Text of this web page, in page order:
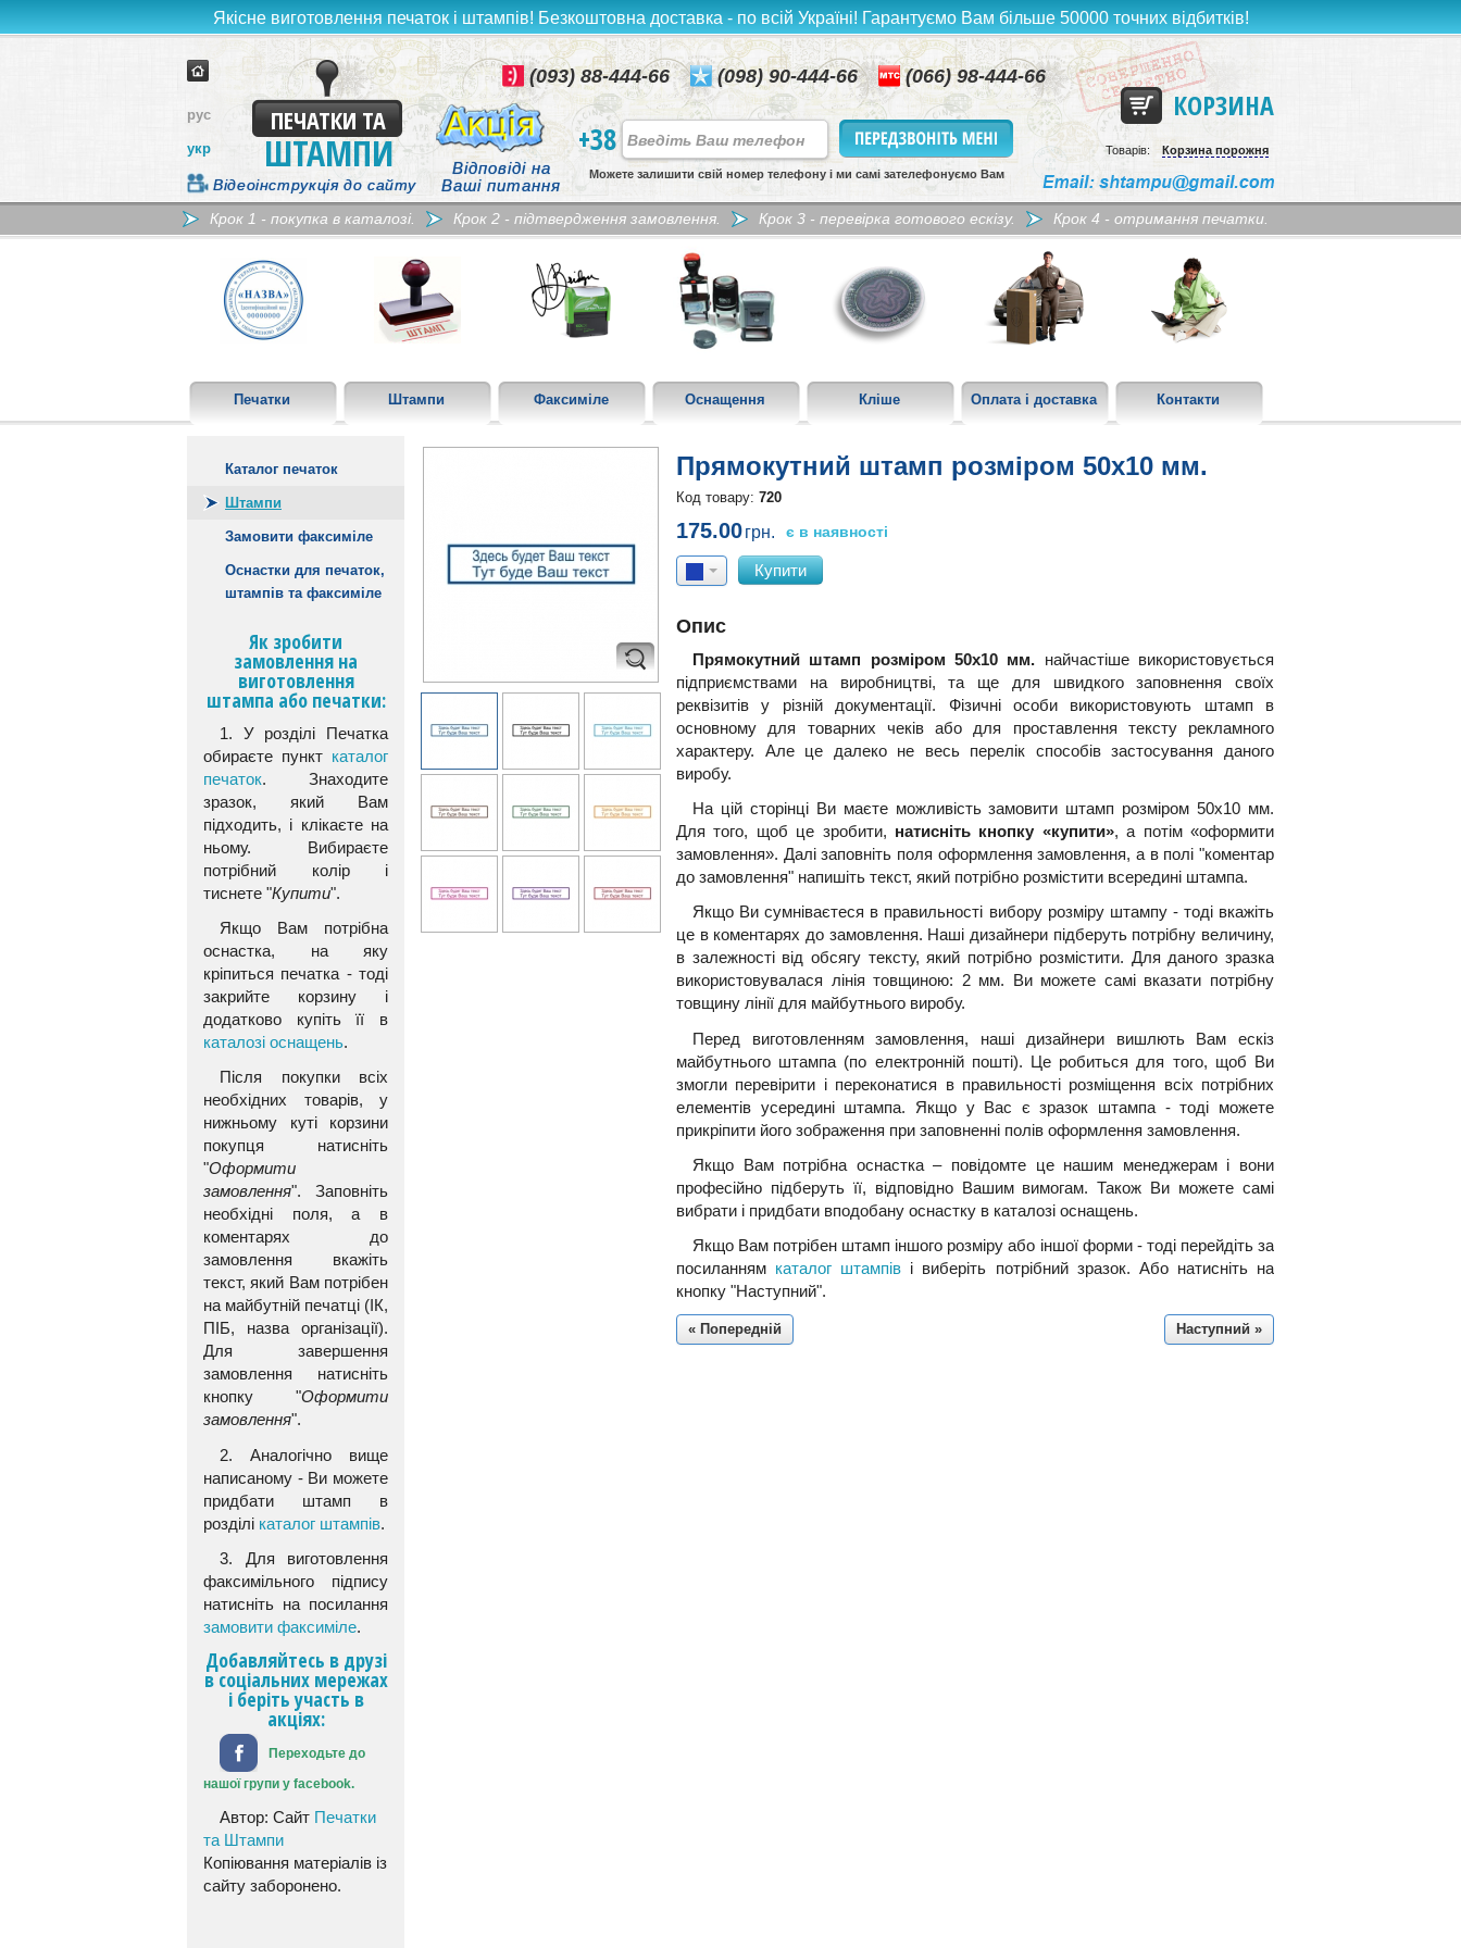
Якісне виготовлення печаток і штампів! Безкоштовна доставка - по всій Україні! Гарантуємо Вам більше 50000 точних відбитків!
ПЕЧАТКИ ТА
ШТАМПИ
Відповіді на
Ваші питання
Відеоінструкція до сайту
рус
укр
(093) 88-444-66 (098) 90-444-66 (066) 98-444-66
КОРЗИНА
Товарів: Корзина порожня
+38
Можете залишити свій номер телефону і ми самі зателефонуємо Вам
Крок 1 - покупка в каталозі. Крок 2 - підтвердження замовлення. Крок 3 - перевірка готового ескізу. Крок 4 - отримання печатки.
Печатки Штампи Факсиміле Оснащення Кліше Оплата і доставка Контакти
Каталог печаток
Штампи
Замовити факсиміле
Оснастки для печаток,
штампів та факсиміле
Як зробити
замовлення на
виготовлення
штампа або печатки:
1. У розділі Печатка
обираєте пункт каталог
печаток. Знаходите
зразок, який Вам
підходить, і клікаєте на
ньому. Вибираєте
потрібний колір і
тиснете "Купити".
Якщо Вам потрібна
оснастка, на яку
кріпиться печатка - тоді
закрийте корзину і
додатково купіть її в
каталозі оснащень.
Після покупки всіх
необхідних товарів, у
нижньому куті корзини
покупця натисніть
"Оформити
замовлення". Заповніть
необхідні поля, а в
коментарях до
замовлення вкажіть
текст, який Вам потрібен
на майбутній печатці (ІК,
ПІБ, назва організації).
Для завершення
замовлення натисніть
кнопку "Оформити
замовлення".
2. Аналогічно вище
написаному - Ви можете
придбати штамп в
розділі каталог штампів.
3. Для виготовлення
факсимільного підпису
натисніть на посилання
замовити факсиміле.
Добавляйтесь в друзі
в соціальних мережах
і беріть участь в
акціях:
Переходьте до
нашої групи у facebook.
Автор: Сайт Печатки
та Штампи
Копіювання матеріалів із
сайту заборонено.
Прямокутний штамп розміром 50х10 мм.
Код товару: 720
175.00грн. є в наявності
Купити
Опис
Прямокутний штамп розміром 50х10 мм. найчастіше використовується
підприємствами на виробництві, та ще для швидкого заповнення своїх
реквізитів у різній документації. Фізичні особи використовують штамп в
основному для товарних чеків або для проставлення тексту рекламного
характеру. Але це далеко не весь перелік способів застосування даного
виробу.
На цій сторінці Ви маєте можливість замовити штамп розміром 50х10 мм.
Для того, щоб це зробити, натисніть кнопку «купити», а потім «оформити
замовлення». Далі заповніть поля оформлення замовлення, а в полі "коментар
до замовлення" напишіть текст, який потрібно розмістити всередині штампа.
Якщо Ви сумніваєтеся в правильності вибору розміру штампу - тоді вкажіть
це в коментарях до замовлення. Наші дизайнери підберуть потрібну величину,
в залежності від обсягу тексту, який потрібно розмістити. Для даного зразка
використовувалася лінія товщиною: 2 мм. Ви можете самі вказати потрібну
товщину лінії для майбутнього виробу.
Перед виготовленням замовлення, наші дизайнери вишлють Вам ескіз
майбутнього штампа (по електронній пошті). Це робиться для того, щоб Ви
змогли перевірити і переконатися в правильності розміщення всіх потрібних
елементів усередині штампа. Якщо у Вас є зразок штампа - тоді можете
прикріпити його зображення при заповненні полів оформлення замовлення.
Якщо Вам потрібна оснастка – повідомте це нашим менеджерам і вони
професійно підберуть її, відповідно Вашим вимогам. Також Ви можете самі
вибрати і придбати вподобану оснастку в каталозі оснащень.
Якщо Вам потрібен штамп іншого розміру або іншої форми - тоді перейдіть за
посиланням каталог штампів і виберіть потрібний зразок. Або натисніть на
кнопку "Наступний".
Наступний »
« Попередній